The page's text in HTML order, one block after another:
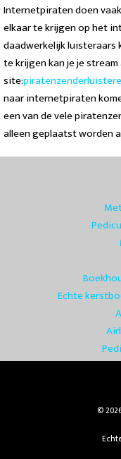
Internetpiraten doen
elkaar te krijgen op het
daadwerkelijk luisteraars
te krijgen kan je je
site:
naar internetpiraten
een van de vele
alleen geplaatst worden
Echte
©